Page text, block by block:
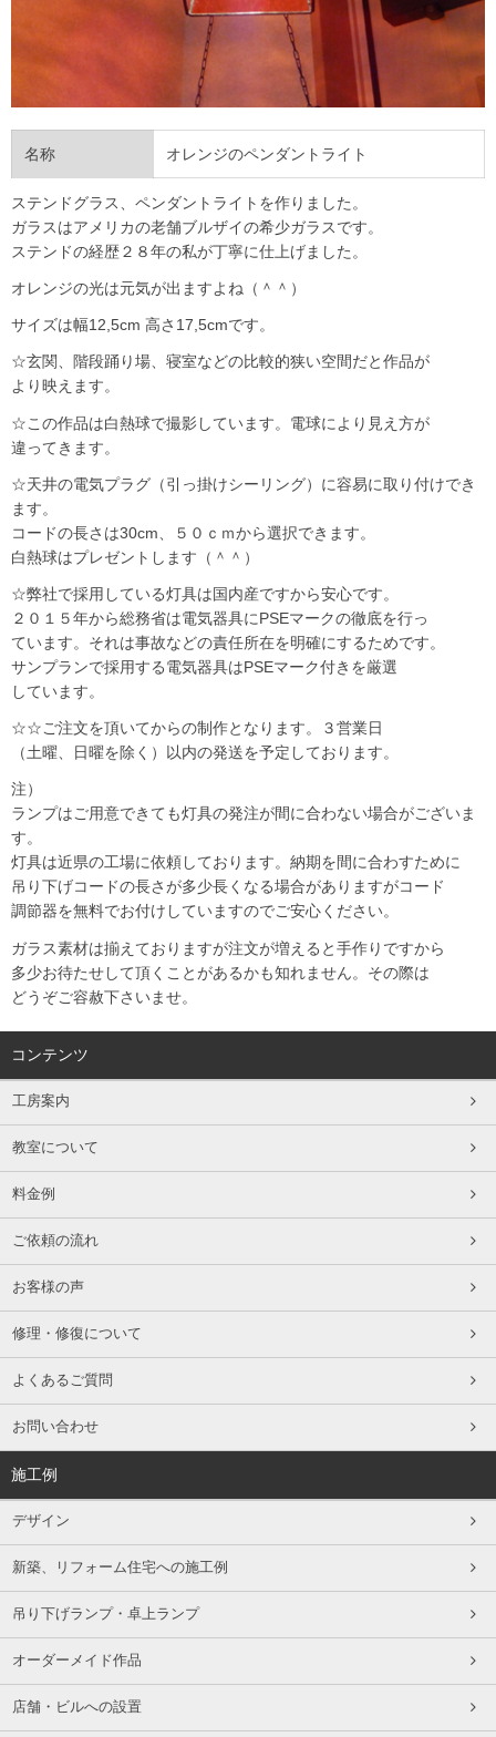
名称 オレンジのペンダントライト
ステンドグラス、ペンダントライトを作りました。
ガラスはアメリカの老舗ブルザイの希少ガラスです。
ステンドの経歴２８年の私が丁寧に仕上げました。
オレンジの光は元気が出ますよね（＾＾）
サイズは幅12,5cm 高さ17,5cmです。
☆玄関、階段踊り場、寝室などの比較的狭い空間だと作品が
より映えます。
☆この作品は白熱球で撮影しています。電球により見え方が
違ってきます。
☆天井の電気プラグ（引っ掛けシーリング）に容易に取り付けでき
ます。
コードの長さは30cm、５０ｃｍから選択できます。
白熱球はプレゼントします（＾＾）
☆弊社で採用している灯具は国内産ですから安心です。
２０１５年から総務省は電気器具にPSEマークの徹底を行っ
ています。それは事故などの責任所在を明確にするためです。
サンプランで採用する電気器具はPSEマーク付きを厳選
しています。
☆☆ご注文を頂いてからの制作となります。３営業日
（土曜、日曜を除く）以内の発送を予定しております。
注）
ランプはご用意できても灯具の発注が間に合わない場合がございま
す。
灯具は近県の工場に依頼しております。納期を間に合わすために
吊り下げコードの長さが多少長くなる場合がありますがコード
調節器を無料でお付けしていますのでご安心ください。
ガラス素材は揃えておりますが注文が増えると手作りですから
多少お待たせして頂くことがあるかも知れません。その際は
どうぞご容赦下さいませ。
コンテンツ
工房案内
教室について
料金例
ご依頼の流れ
お客様の声
修理・修復について
よくあるご質問
お問い合わせ
施工例
デザイン
新築、リフォーム住宅への施工例
吊り下げランプ・卓上ランプ
オーダーメイド作品
店舗・ビルへの設置